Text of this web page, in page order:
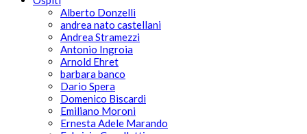
Alberto Donzelli
andrea nato castellani
Andrea Stramezzi
Antonio Ingroia
Arnold Ehret
barbara banco
Dario Spera
Domenico Biscardi
Emiliano Moroni
Ernesta Adele Marando